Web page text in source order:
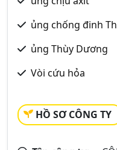
ủng chống đinh
ủng Thùy Dương
Vòi cứu hỏa
HỒ SƠ CÔNG TY